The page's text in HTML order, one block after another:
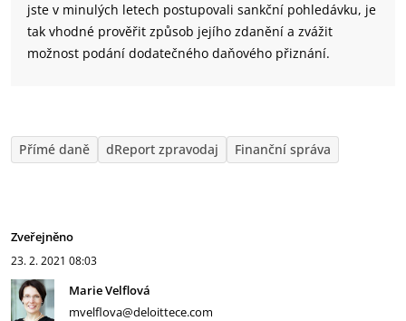
jste v minulých letech postupovali sankční pohledávku, je
tak vhodné prověřit způsob jejího zdanění a zvážit
možnost podání dodatečného daňového přiznání.
Přímé daně dReport zpravodaj Finanční správa
Zveřejněno
23. 2. 2021 08:03
Marie Velflová
mvelflova@deloittece.com